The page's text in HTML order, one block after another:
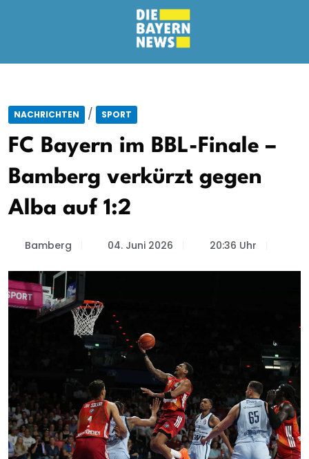
NACHRICHTEN / SPORT
FC Bayern im BBL-Finale –
Bamberg verkürzt gegen
Alba auf 1:2
Bamberg 04. Juni 2026 20:36 Uhr